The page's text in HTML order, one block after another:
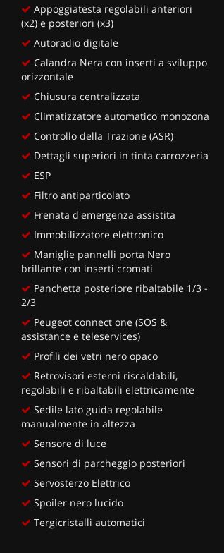
Appoggiatesta regolabili anteriori
(x2) e posteriori (x3)
Autoradio digitale
Calandra Nera con inserti a sviluppo
orizzontale
Chiusura centralizzata
Climatizzatore automatico monozona
Controllo della Trazione (ASR)
Dettagli superiori in tinta carrozzeria
ESP
Filtro antiparticolato
Frenata d'emergenza assistita
Immobilizzatore elettronico
Maniglie pannelli porta Nero
brillante con inserti cromati
Panchetta posteriore ribaltabile 1/3 -
2/3
Peugeot connect one (SOS &
assistance e teleservices)
Profili dei vetri nero opaco
Retrovisori esterni riscaldabili,
regolabili e ribaltabili elettricamente
Sedile lato guida regolabile
manualmente in altezza
Sensore di luce
Sensori di parcheggio posteriori
Servosterzo Elettrico
Spoiler nero lucido
Tergicristalli automatici